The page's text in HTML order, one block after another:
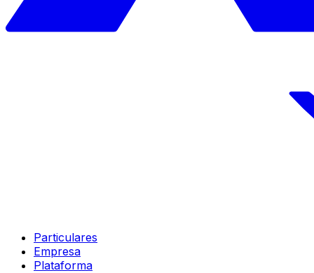
Particulares
Empresa
Plataforma